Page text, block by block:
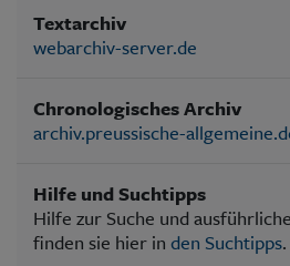
Textarchiv
webarchiv-server.de
Chronologisches Archiv
archiv.preussische-
Hilfe und Suchtipps
Hilfe zur Suche und
finden sie hier in den Suchtipps.